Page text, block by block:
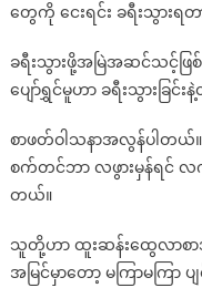
တွေကို ငေးရင်း ခရီးသွားရ
ခရီးသွားဖို့အမြဲအဆင်သင့်
ပျော်ရွှင်မူဟာ ခရီးသွားခြ
စာဖတ်ဝါသနာအလွန်ပါတယ်
စက်တင်ဘာ လဖွားမှန်ရင်
တယ်။
သူတို့ဟာ ထူးဆန်းထွေလာစ
အမြင်မှာတော့ မကြာမကြ